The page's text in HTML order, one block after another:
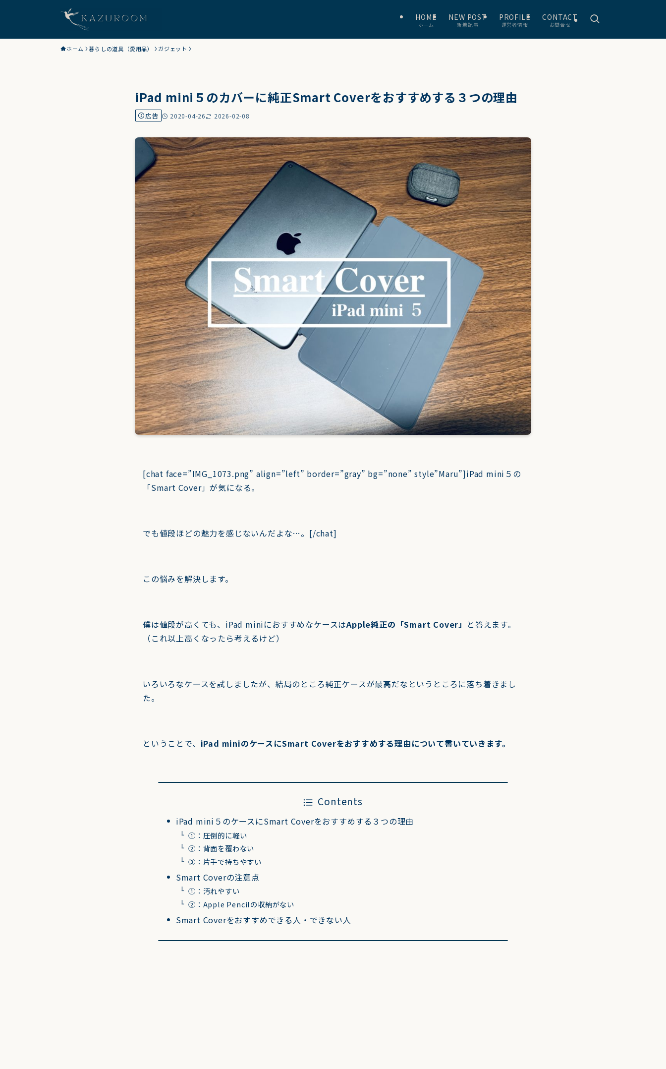
HOME
ホーム
NEW POST
新着記事
PROFILE
運営者情報
CONTACT
お問合せ
ホーム 暮らしの道具（愛用品） ガジェット
iPad mini５のカバーに純正Smart Coverをおすすめする３つの理由
広告 2020-04-26 2026-02-08
[chat face=”IMG_1073.png” align=”left” border=”gray” bg=”none” style”Maru”]iPad mini５の
「Smart Cover」が気になる。
でも値段ほどの魅力を感じないんだよな…。[/chat]
この悩みを解決します。
僕は値段が高くても、iPad miniにおすすめなケースはApple純正の「Smart Cover」 と答えます。
（これ以上高くなったら考えるけど）
いろいろなケースを試しましたが、結局のところ純正ケースが最高だなというところに落ち着きまし
た。
ということで、 iPad miniのケースにSmart Coverをおすすめする理由について書いていきます。
Contents
iPad mini５のケースにSmart Coverをおすすめする３つの理由
①：圧倒的に軽い
②：背面を覆わない
③：片手で持ちやすい
Smart Coverの注意点
①：汚れやすい
②：Apple Pencilの収納がない
Smart Coverをおすすめできる人・できない人